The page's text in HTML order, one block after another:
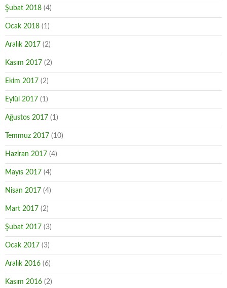
Şubat 2018 (4)
Ocak 2018 (1)
Aralık 2017 (2)
Kasım 2017 (2)
Ekim 2017 (2)
Eylül 2017 (1)
Ağustos 2017 (1)
Temmuz 2017 (10)
Haziran 2017 (4)
Mayıs 2017 (4)
Nisan 2017 (4)
Mart 2017 (2)
Şubat 2017 (3)
Ocak 2017 (3)
Aralık 2016 (6)
Kasım 2016 (2)